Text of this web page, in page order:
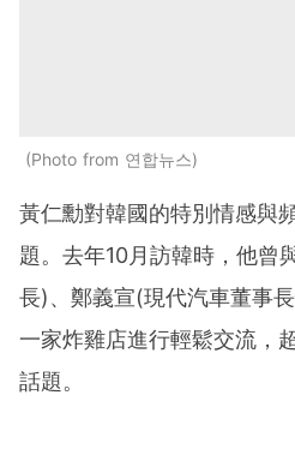
Photo from 연합뉴스
黃仁勳對韓國的特別情感與
題。去年10月訪韓時，他曾
長)、鄭義宣(現代汽車董事
一家炸雞店進行輕鬆交流，
話題。